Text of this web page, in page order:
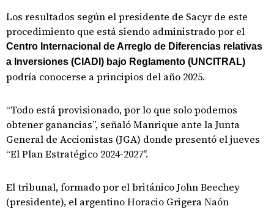
Los resultados según el presidente de Sacyr de este
procedimiento que está siendo administrado por el
Centro Internacional de Arreglo de Diferencias relativas
a Inversiones (CIADI) bajo Reglamento (UNCITRAL)
podría conocerse a principios del año 2025.
“Todo está provisionado, por lo que solo podemos
obtener ganancias”, señaló Manrique ante la Junta
General de Accionistas (JGA) donde presentó el jueves
“El Plan Estratégico 2024-2027".
El tribunal, formado por el británico John Beechey
(presidente), el argentino Horacio Grigera Naón